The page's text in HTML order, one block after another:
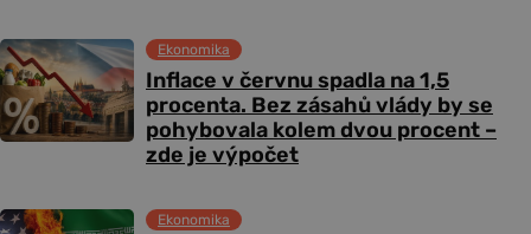
Inflace v červnu spadla na 1,5
procenta. Bez zásahů vlády by se
pohybovala kolem dvou procent –
zde je výpočet
Ekonomika
Ekonomika